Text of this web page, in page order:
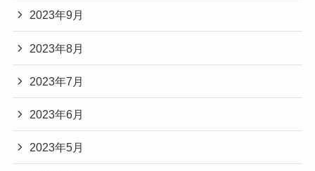
2023年9月
2023年8月
2023年7月
2023年6月
2023年5月